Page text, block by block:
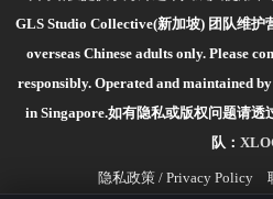
GLS Studio Collective(新加坡) 团队维护
overseas Chinese adults only. Please
responsibly. Operated and maintained
in Singapore.如有隐私或版权问题请透
队：
隐私政策 / Privacy Policy